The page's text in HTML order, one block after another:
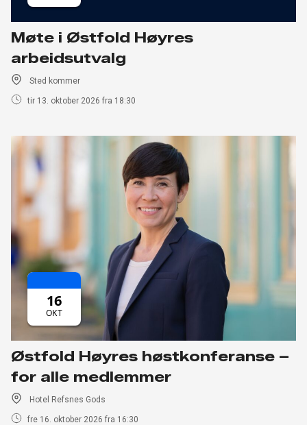
Møte i Østfold Høyres
arbeidsutvalg
Sted kommer
tir 13. oktober 2026 fra 18:30
16
OKT
Østfold Høyres høstkonferanse –
for alle medlemmer
Hotel Refsnes Gods
fre 16. oktober 2026 fra 16:30